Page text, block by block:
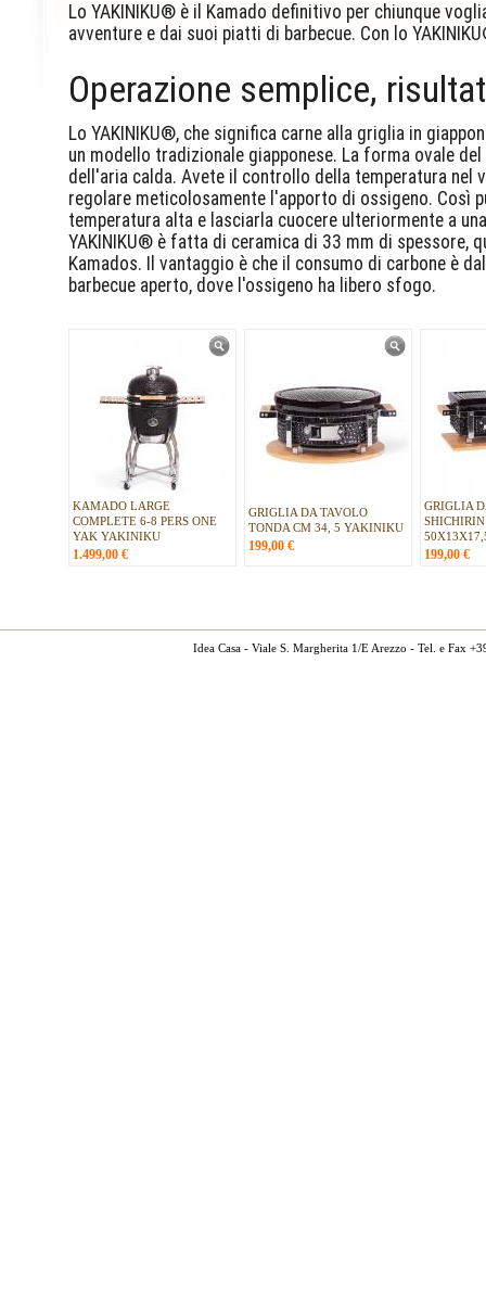
Lo YAKINIKU® è il Kamado definitivo per chiunque
avventure e dai suoi piatti di barbecue. Con lo
Operazione semplice,
Lo YAKINIKU®, che significa carne alla griglia in
un modello tradizionale giapponese. La forma ovale
dell'aria calda. Avete il controllo della temperatura nel
regolare meticolosamente l'apporto di ossigeno. Così
temperatura alta e lasciarla cuocere ulteriormente a
YAKINIKU® è fatta di ceramica di 33 mm di spessore,
Kamados. Il vantaggio è che il consumo di carbone è
barbecue aperto, dove l'ossigeno ha libero sfogo.
KAMADO LARGE
COMPLETE 6-8 PERS ONE
YAK YAKINIKU
1.499,00 €
GRIGLIA DA TAVOLO
TONDA CM 34, 5 YAKINIKU
199,00 €
GRIGLIA
199,00 €
Idea Casa - Viale S. Margherita 1/E Arezzo - Tel. e Fax